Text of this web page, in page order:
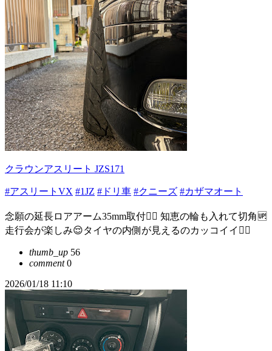
クラウンアスリート JZS171
#アスリートVX #1JZ #ドリ車 #クニーズ #カザマオート
念願の延長ロアアーム35mm取付❤️‍🔥 知恵の輪も入れて切角🆙
走行会が楽しみ😌タイヤの内側が見えるのカッコイイ👍🏻
thumb_up 56
comment0
2026/01/18 11:10